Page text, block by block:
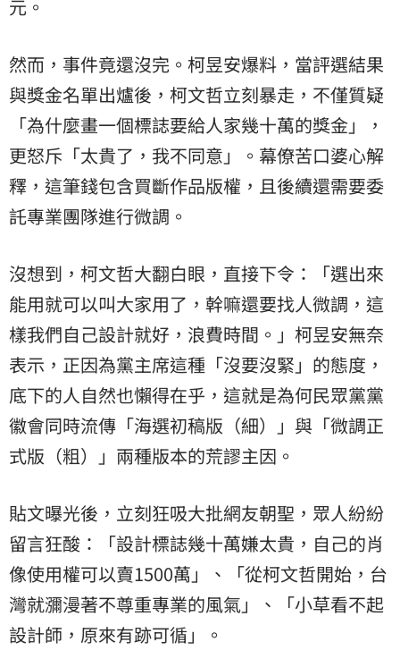
元。
然而，事件竟還沒完。柯昱安爆料，當評選結果
與獎金名單出爐後，柯文哲立刻暴走，不僅質疑
「為什麼畫一個標誌要給人家幾十萬的獎金」，
更怒斥「太貴了，我不同意」。幕僚苦口婆心解
釋，這筆錢包含買斷作品版權，且後續還需要委
託專業團隊進行微調。
沒想到，柯文哲大翻白眼，直接下令：「選出來
能用就可以叫大家用了，幹嘛還要找人微調，這
樣我們自己設計就好，浪費時間。」柯昱安無奈
表示，正因為黨主席這種「沒要沒緊」的態度，
底下的人自然也懶得在乎，這就是為何民眾黨黨
徽會同時流傳「海選初稿版（細）」與「微調正
式版（粗）」兩種版本的荒謬主因。
貼文曝光後，立刻狂吸大批網友朝聖，眾人紛紛
留言狂酸：「設計標誌幾十萬嫌太貴，自己的肖
像使用權可以賣1500萬」、「從柯文哲開始，台
灣就瀰漫著不尊重專業的風氣」、「小草看不起
設計師，原來有跡可循」。